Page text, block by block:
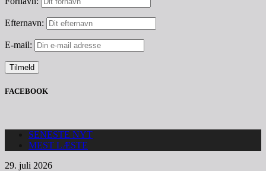
Efternavn:
E-mail:
FACEBOOK
SENESTE NYT
MEST LÆSTE
29. juli 2026